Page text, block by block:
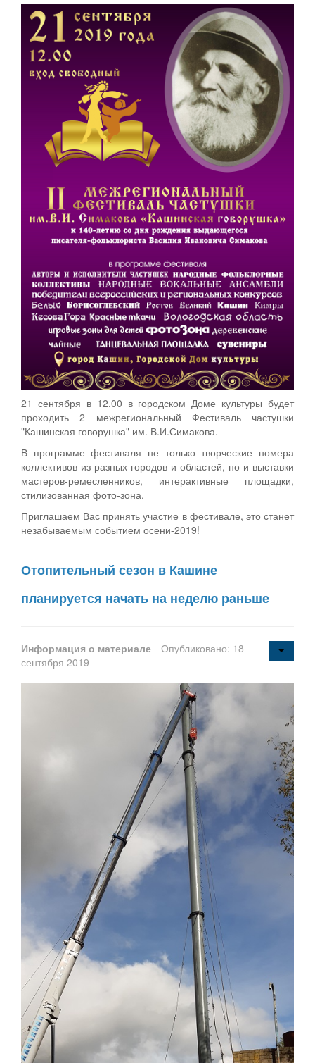
21 сентября в 12.00 в городском Доме культуры будет
проходить 2 межрегиональный Фестиваль частушки
"Кашинская говорушка" им. В.И.Симакова.
В программе фестиваля не только творческие номера
коллективов из разных городов и областей, но и выставки
мастеров-ремесленников, интерактивные площадки,
стилизованная фото-зона.
Приглашаем Вас принять участие в фестивале, это станет
незабываемым событием осени-2019!
Отопительный сезон в Кашине
планируется начать на неделю раньше
Информация о материале
Опубликовано: 18
сентября 2019